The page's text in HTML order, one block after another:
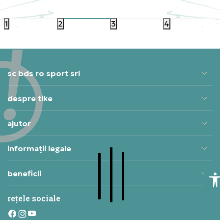
406,99 RON 381,99
1 2 3 4
sc bds ro sport srl
despre tike
ajutor
informații legale
beneficii
rețele sociale